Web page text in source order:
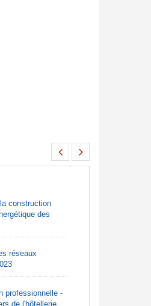
construction
des
réseaux
professionnelle -
de l'hôtellerie